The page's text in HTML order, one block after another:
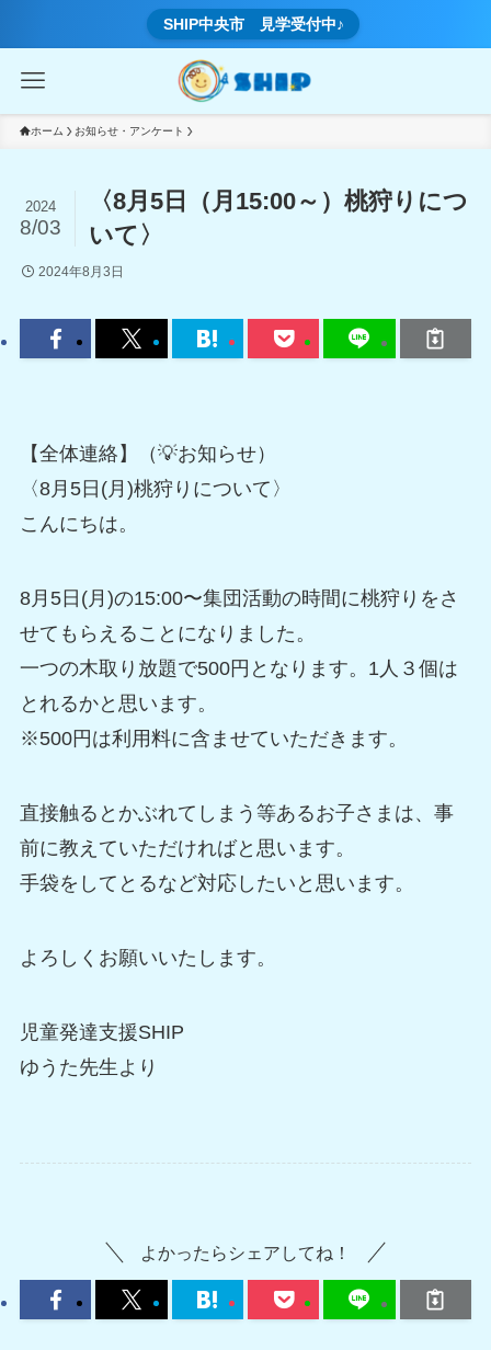
SHIP中央市 見学受付中♪
ホーム お知らせ・アンケート
〈8月5日（月15:00～）桃狩りにつ
いて〉
2024
8/03
2024年8月3日
【全体連絡】（💡お知らせ）
〈8月5日(月)桃狩りについて〉
こんにちは。
8月5日(月)の15:00〜集団活動の時間に桃狩りをさ
せてもらえることになりました。
一つの木取り放題で500円となります。1人３個は
とれるかと思います。
※500円は利用料に含ませていただきます。
直接触るとかぶれてしまう等あるお子さまは、事
前に教えていただければと思います。
手袋をしてとるなど対応したいと思います。
よろしくお願いいたします。
児童発達支援SHIP
ゆうた先生より
よかったらシェアしてね！